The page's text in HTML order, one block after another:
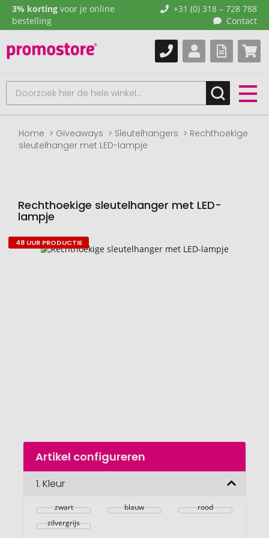
3% korting voor je online
bestelling
+31 (0) 318 – 728 788
Contact
Home Giveaways Sleutelhangers
Rechthoekige
sleutelhanger met LED-lampje
Rechthoekige sleutelhanger met LED-
lampje
Naar
Naar
begin
afbeeldingengalerij
48 UUR PRODUCTIE
Artikel configureren
1. Kleur
zwart blauw
rood
zilvergrijs